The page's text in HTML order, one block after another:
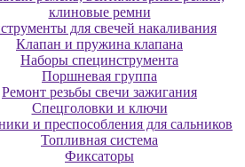
клиновые ремни
для свечей накаливания
Клапан и пружина клапана
Наборы специнструмента
Поршневая группа
Ремонт резьбы свечи зажигания
Спецголовки и ключи
и преспособления для сальников
Топливная система
Фиксаторы